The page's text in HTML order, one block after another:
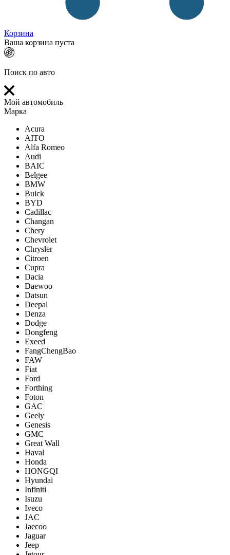
Корзина
Ваша корзина пуста
Поиск по авто
Мой автомобиль
Марка
Acura
AITO
Alfa Romeo
Audi
BAIC
Belgee
BMW
Buick
BYD
Cadillac
Changan
Chery
Chevrolet
Chrysler
Citroen
Cupra
Dacia
Daewoo
Datsun
Deepal
Denza
Dodge
Dongfeng
Exeed
FangChengBao
FAW
Fiat
Ford
Forthing
Foton
GAC
Geely
Genesis
GMC
Great Wall
Haval
Honda
HONGQI
Hyundai
Infiniti
Isuzu
Iveco
JAC
Jaecoo
Jaguar
Jeep